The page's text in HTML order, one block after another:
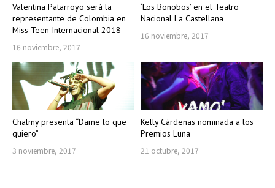
Valentina Patarroyo será la
representante de Colombia en
Miss Teen Internacional 2018
16 noviembre, 2017
‘Los Bonobos’ en el Teatro
Nacional La Castellana
16 noviembre, 2017
Chalmy presenta “Dame lo que
quiero”
3 noviembre, 2017
Kelly Cárdenas nominada a los
Premios Luna
21 octubre, 2017